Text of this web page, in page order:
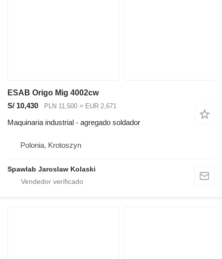
ESAB Origo Mig 4002cw
S/ 10,430
PLN 11,500 ≈ EUR 2,671
Maquinaria industrial - agregado soldador
Polonia, Krotoszyn
Spawlab Jaroslaw Kolaski